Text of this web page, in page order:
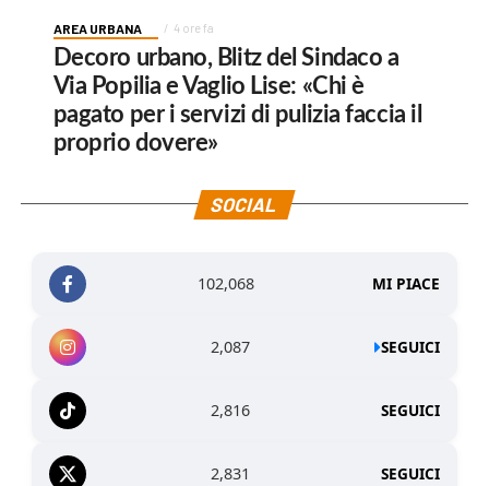
AREA URBANA 4 ore fa
Decoro urbano, Blitz del Sindaco a
Via Popilia e Vaglio Lise: «Chi è
pagato per i servizi di pulizia faccia il
proprio dovere»
SOCIAL
102,068 MI PIACE
2,087 SEGUICI
2,816 SEGUICI
2,831 SEGUICI